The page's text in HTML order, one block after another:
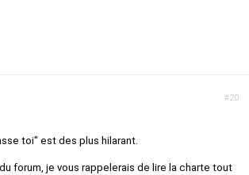
#20
toi" est des plus hilarant.
forum, je vous rappelerais de lire la charte tout